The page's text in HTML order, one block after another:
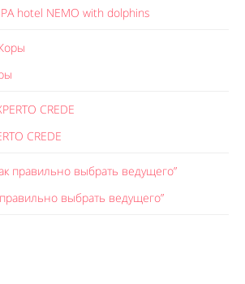
hotel NEMO with dolphins
CREDE
выбрать ведущего”